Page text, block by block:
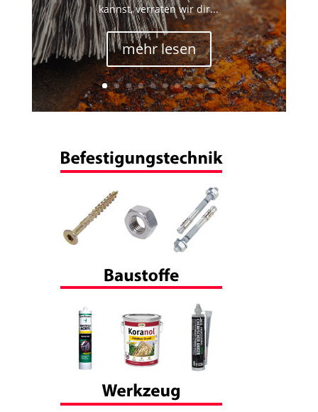
kannst, verraten wir dir...
mehr lesen